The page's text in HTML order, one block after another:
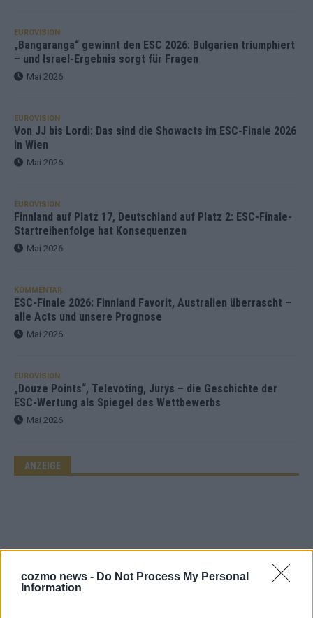
cozmo news - Do Not Process My Personal
Information
EUROVISION
„Bangaranga“ gewinnt den ESC 2026: Bulgarien triumphiert
– und Israel-Ergebnis sorgt für Fragen
Mai 2026
EUROVISION
Von JJ bis Lordi: Das sind die Showacts im ESC-Finale 2026
in Wien
Mai 2026
EUROVISION
Finnland auf Platz 17, Deutschland auf Platz 2: ESC-Finale-
Startreihenfolge hat Konsequenzen
Mai 2026
KOMMENTAR
ESC-Finale 2026: Finnland Favorit, Australien überrascht –
alle Acts und unsere Prognose
Mai 2026
EUROVISION
„Douze Points“, Televoting, Jurys – die Geschichte der
ESC-Wertung als Spiegel des Wettbewerbs
Mai 2026
ANZEIGE